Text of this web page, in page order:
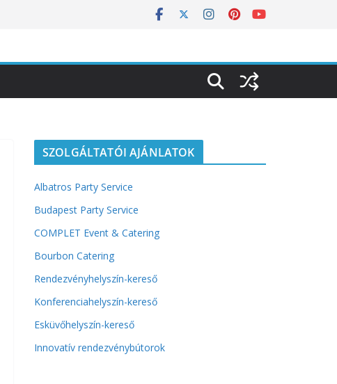
SZOLGÁLTATÓI AJÁNLATOK
Albatros Party Service
Budapest Party Service
COMPLET Event & Catering
Bourbon Catering
Rendezvényhelyszín-kereső
Konferenciahelyszín-kereső
Esküvőhelyszín-kereső
Innovatív rendezvénybútorok